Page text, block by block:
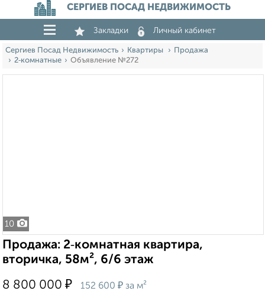
СЕРГИЕВ ПОСАД НЕДВИЖИМОСТЬ
Закладки Личный кабинет
Сергиев Посад Недвижимость Квартиры
Продажа
2‑комнатные
Объявление №272
10
Продажа: 2‑комнатная квартира,
вторичка, 58м², 6/6 этаж
8 800 000 ₽ 152 600 ₽ за м²